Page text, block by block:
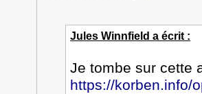
Jules Winnfield a écrit :
Je tombe sur cette
https://korben.info/